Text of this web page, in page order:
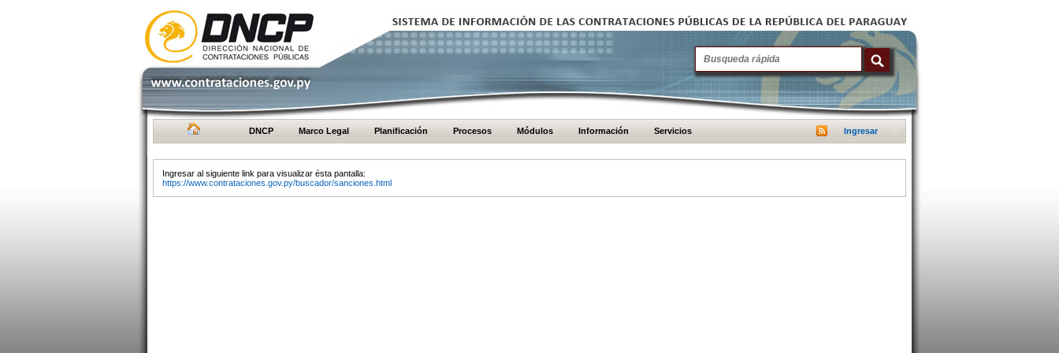
DNCP Marco Legal Planificación Procesos Módulos Información Servicios Ingresar
Ingresar al siguiente link para visualizar ésta pantalla:
https://www.contrataciones.gov.py/buscador/sanciones.html